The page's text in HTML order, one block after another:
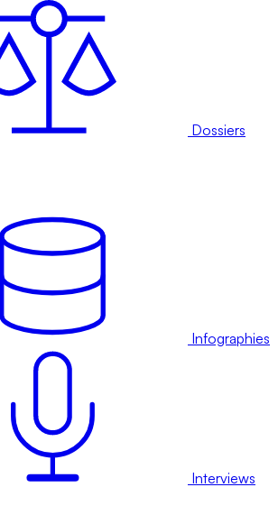
Dossiers
Infographies
Interviews